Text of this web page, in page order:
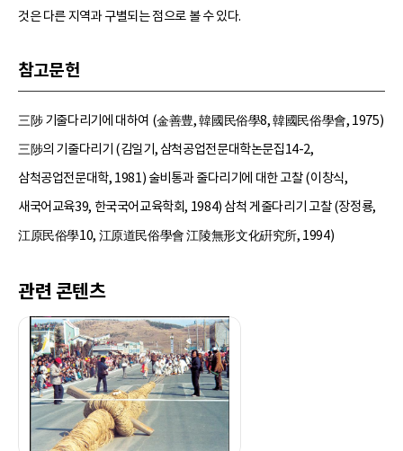
것은 다른 지역과 구별되는 점으로 볼 수 있다.
참고문헌
三陟 기줄다리기에 대하여 (金善豊, 韓國民俗學8, 韓國民俗學會, 1975)
三陟의 기줄다리기 (김일기, 삼척공업전문대학논문집14-2,
삼척공업전문대학, 1981) 술비통과 줄다리기에 대한 고찰 (이창식,
새국어교육39, 한국국어교육학회, 1984) 삼척 게줄다리기 고찰 (장정룡,
江原民俗學10, 江原道民俗學會 江陵無形文化硏究所, 1994)
관련 콘텐츠